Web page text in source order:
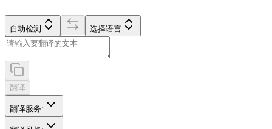
自动检测 选择语言
翻译
翻译服务: